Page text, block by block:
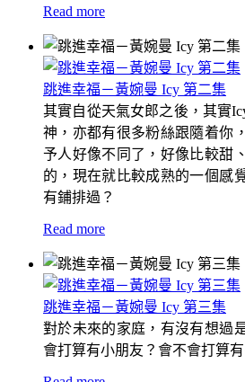
Read more
跳進幸福－黃婉曼 Icy 第二集
其實自從天氣女郎之後，其實
神，亦都有很多粉絲跟隨着你
予人好像不同了，好像比較甜
的，現在就比較成熟的一個感
有鋪排過？
Read more
跳進幸福－黃婉曼 Icy 第三集
對於未來的家庭，有沒有想過
會打算有小朋友？會不會打算